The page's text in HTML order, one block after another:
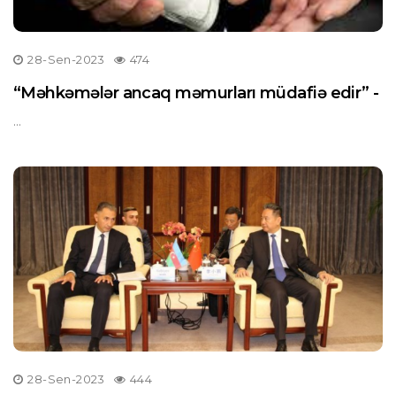
28-Sen-2023 474
“Məhkəmələr ancaq məmurları müdafiə edir” -
...
28-Sen-2023 444